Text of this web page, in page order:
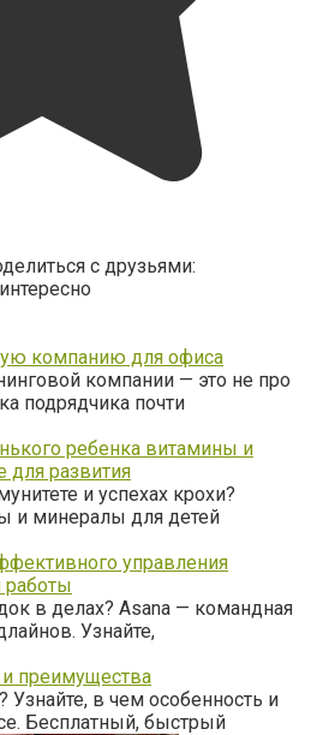
с друзьями:
компанию для офиса
компании — это не про
подрядчика почти
ребенка витамины и
развития
и успехах крохи?
и минералы для детей
управления
работы
в делах? Asana — командная
Узнайте,
и преимущества
Узнайте, в чем особенность и
Бесплатный, быстрый